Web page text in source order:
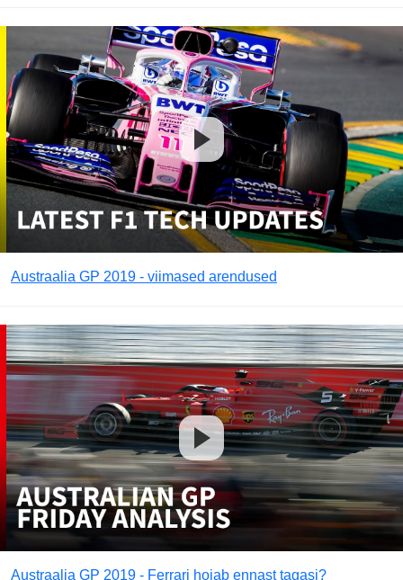
Austraalia GP 2019 - viimased arendused
Austraalia GP 2019 - Ferrari hoiab ennast tagasi?